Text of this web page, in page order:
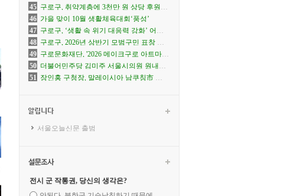
원 전달
45 구로구, 취약계층에 3천만 원 상당 후원물
품 전달
46 가을 맞이 10월 생활체육대회‘풍성’
47 구로구, ‘생활 속 위기 대응력 강화’ 어린
이 맞춤형 안전교육 추진
48 구로구, 2026년 상반기 모범구민 표창 수
여
49 구로문화재단, '2026 메이크구로 아트마
켓' 참가자 모집
50 더불어민주당 김미주 서울시의원 원내대
변인 선출
51 장인홍 구청장, 말레이시아 남쿠칭市 방
서울오늘신문 출범
전시 군 작통권, 당신의 생각은?